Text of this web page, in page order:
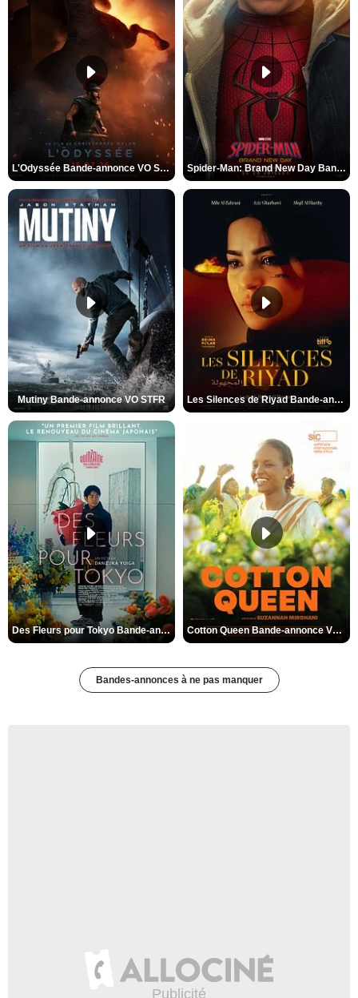
L'Odyssée Bande-annonce VO STFR Spider-Man: Brand New Day Bande-annonce VO STFR
Mutiny Bande-annonce VO STFR Les Silences de Riyad Bande-annonce VO STFR
Des Fleurs pour Tokyo Bande-annonce VO STFR Cotton Queen Bande-annonce VO STFR
Bandes-annonces à ne pas manquer